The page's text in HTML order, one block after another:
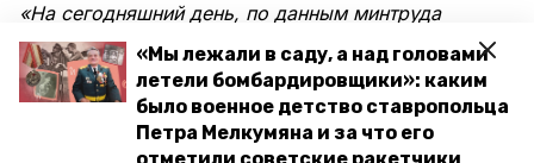
«Мы лежали в саду, а над головами
летели бомбардировщики»: каким
было военное детство ставропольца
Петра Мелкумяна и за что его
«На сегодняшний день, по данным минтруда
Ставрополья, краевой банк вакансий насчитывает
свыше 23 тысяч предложений. В крае действует
система мер поддержки самозанятых,
переобучения и повышения квалификации женщин в